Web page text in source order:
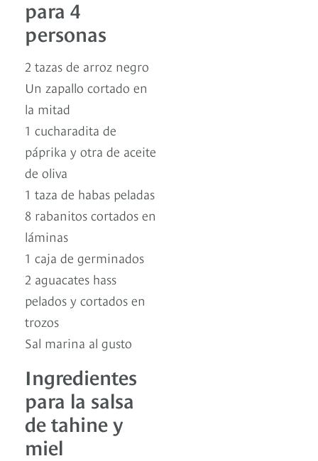
para 4
personas
2 tazas de arroz negro
Un zapallo cortado en
la mitad
1 cucharadita de
páprika y otra de aceite
de oliva
1 taza de habas peladas
8 rabanitos cortados en
láminas
1 caja de germinados
2 aguacates hass
pelados y cortados en
trozos
Sal marina al gusto
Ingredientes
para la salsa
de tahine y
miel